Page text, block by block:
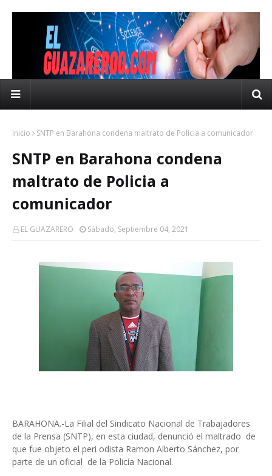
Inicio SNTP en Barahona condena maltrato de Policia a comunicador
SNTP en Barahona condena
maltrato de Policia a
comunicador
EL GUAZARERO Sábado, Septiembre 04, 2021
BARAHONA.-La Filial del Sindicato Nacional de Trabajadores
de la Prensa (SNTP), en esta ciudad, denunció el maltrado de
que fue objeto el peri odista Ramon Alberto Sánchez, por
parte de un oficial de la Policía Nacional.